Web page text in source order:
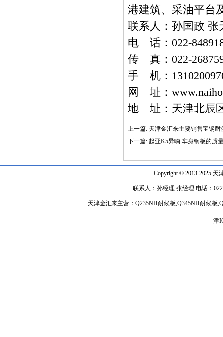
港建筑、采油平台
联系人：孙国政 张
电 话：022-
传 真：022-
手 机：
网 址：
地 址：天津北辰
上一篇: 天津金汇来主要销售宝钢耐
下一篇: 起亚K5异响 车身钢板的质
Copyright © 2013-2025 天
联系人：孙经理 张经理 电话：
天津金汇来主营：Q235NH耐候板,Q345NH耐候板
津